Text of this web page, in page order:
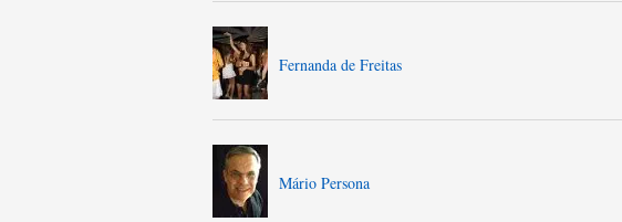
Fernanda de Freitas
Mário Persona